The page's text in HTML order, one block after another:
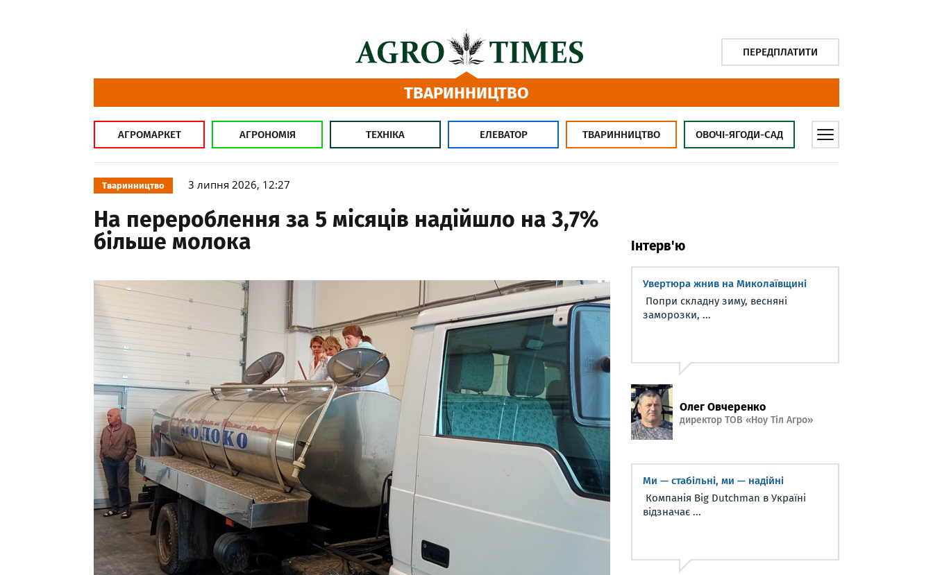
ПЕРЕДПЛАТИТИ
ТВАРИННИЦТВО
АГРОМАРКЕТ АГРОНОМІЯ ТЕХНІКА ЕЛЕВАТОР ТВАРИННИЦТВО ОВОЧІ-ЯГОДИ-САД
Тваринництво 3 липня 2026, 12:27
На перероблення за 5 місяців надійшло на 3,7%
більше молока
Інтерв'ю
Увертюра жнив на Миколаївщині
Попри складну зиму, весняні
заморозки, ...
Олег Овчеренко
директор ТОВ «Ноу Тіл Агро»
Ми — стабільні, ми — надійні
Компанія Big Dutchman в Україні
відзначає ...